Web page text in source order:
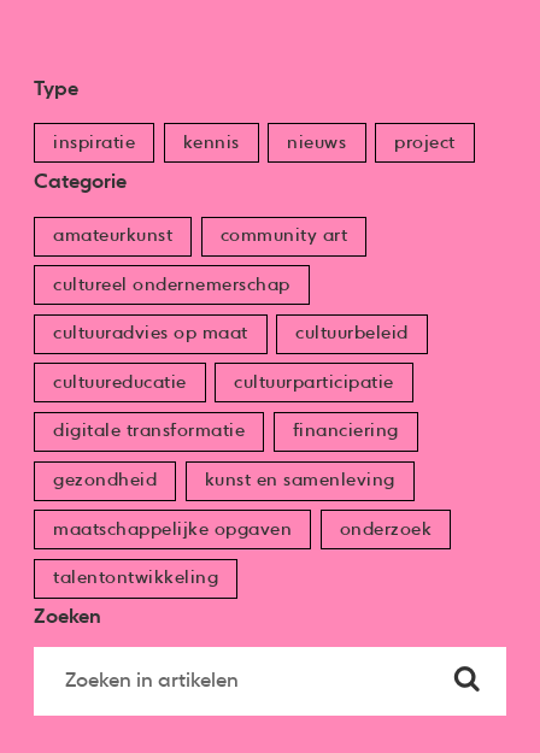
Type
inspiratie kennis nieuws project
Categorie
amateurkunst community art
cultureel ondernemerschap
cultuuradvies op maat cultuurbeleid
cultuureducatie cultuurparticipatie
digitale transformatie financiering
gezondheid kunst en samenleving
maatschappelijke opgaven onderzoek
talentontwikkeling
Zoeken